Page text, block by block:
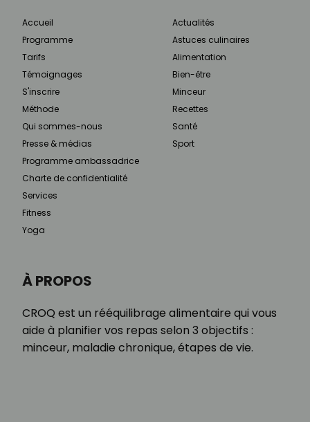
À PROPOS
CROQ est un rééquilibrage alimentaire qui vous
aide à planifier vos repas selon 3 objectifs :
minceur, maladie chronique, étapes de vie.
Accueil
Programme
Tarifs
Témoignages
S'inscrire
Méthode
Qui sommes-nous
Presse & médias
Programme ambassadrice
Charte de confidentialité
Services
Fitness
Yoga
Actualités
Astuces culinaires
Alimentation
Bien-être
Minceur
Recettes
Santé
Sport